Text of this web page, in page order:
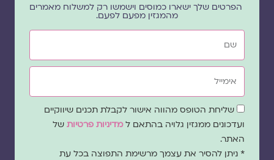
הפרטים שלך ישארו כמוסים וישמשו רק למשלוח מאמרים
מהמגזין מפעם לפעם.
שם
אימייל
שדה
הסכמה
שליחת הטופס מהווה אישור לקבלת תכנים שיווקיים
ועדכונים ממגזין גלויה בהתאם למדיניות פרטיות של
האתר.
* ניתן להסיר את עצמך מרשימת התפוצה בכל עת